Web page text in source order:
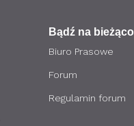
Bądź na bieżąco
Biuro Prasowe
Forum
Regulamin forum